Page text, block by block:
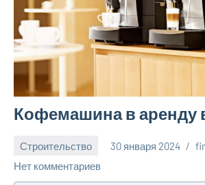
Кофемашина в аренду
Строительство 30 января 2024
Нет комментариев